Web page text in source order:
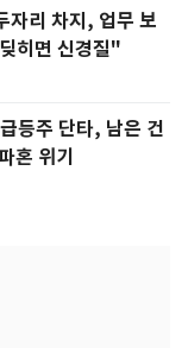
자리 차지, 업무 보
히면 신경질"
등주 단타, 남은 건
혼 위기